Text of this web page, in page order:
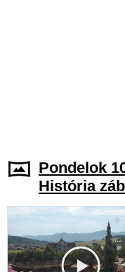
Pondelok
História